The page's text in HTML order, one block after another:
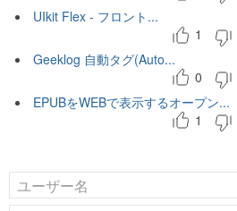
UIkit Flex - フロント...
1
Geeklog 自動タグ(Auto...
0
EPUBをWEBで表示するオープン...
1